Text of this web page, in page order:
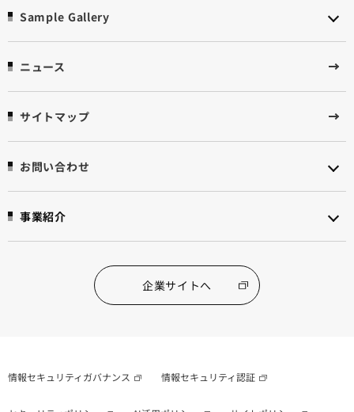
Sample Gallery
ニュース
サイトマップ
お問い合わせ
事業紹介
企業サイトへ
情報セキュリティガバナンス 情報セキュリティ認証